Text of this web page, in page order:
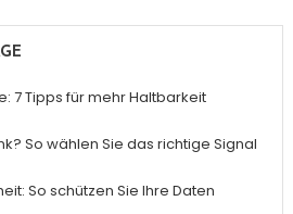
7 Tipps für mehr Haltbarkeit
So wählen Sie das richtige Signal
So schützen Sie Ihre Daten